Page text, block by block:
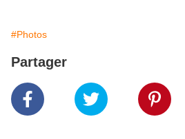
#Photos
Partager